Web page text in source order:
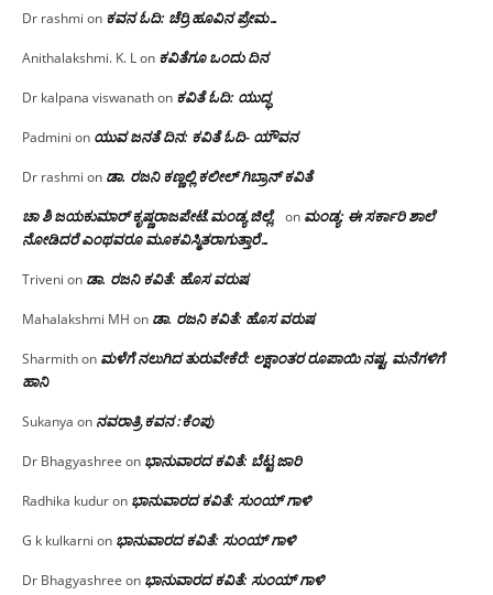
Dr rashmi on ಕವನ ಓದಿ: ಚೆರ್ರಿ ಹೂವಿನ ಪ್ರೇಮ…
Anithalakshmi. K. Lon ಕವಿತೆಗೂ ಒಂದು ದಿನ
Dr kalpana viswanathon ಕವಿತೆ ಓದಿ: ಯುದ್ಧ
Padmini on ಯುವ ಜನತೆ ದಿನ: ಕವಿತೆ ಓದಿ- ಯೌವನ
Dr rashmi on ಡಾ. ರಜನಿ‌ ಕಣ್ಣಲ್ಲಿ ಕಲೀಲ್ ಗಿಬ್ರಾನ್ ಕವಿತೆ
ಚಾ ಶಿ ಜಯಕುಮಾರ್ ಕೃಷ್ಣರಾಜಪೇಟೆ.ಮಂಡ್ಯ ಜಿಲ್ಲೆ. on ಮಂಡ್ಯ: ಈ ಸರ್ಕಾರಿ ಶಾಲೆ
ನೋಡಿದರೆ ಎಂಥವರೂ ಮೂಕವಿಸ್ಮಿತರಾಗುತ್ತಾರೆ…
Triveni on ಡಾ. ರಜನಿ ಕವಿತೆ: ಹೊಸ ವರುಷ
Mahalakshmi MH on ಡಾ. ರಜನಿ ಕವಿತೆ: ಹೊಸ ವರುಷ
Sharmithon ಮಳೆಗೆ ನಲುಗಿದ ತುರುವೇಕೆರೆ: ಲಕ್ಷಾಂತರ ರೂಪಾಯಿ ನಷ್ಟ, ಮನೆಗಳಿಗೆ
ಹಾನಿ
Sukanya on ನವರಾತ್ರಿ ಕವನ :ಕೆಂಪು
Dr Bhagyashree on ಭಾನುವಾರದ ಕವಿತೆ: ಬೆಟ್ಟ ಜಾರಿ
Radhika kuduron ಭಾನುವಾರದ ಕವಿತೆ: ಸುಂಯ್ ಗಾಳಿ
G k kulkarni on ಭಾನುವಾರದ ಕವಿತೆ: ಸುಂಯ್ ಗಾಳಿ
Dr Bhagyashree on ಭಾನುವಾರದ ಕವಿತೆ: ಸುಂಯ್ ಗಾಳಿ